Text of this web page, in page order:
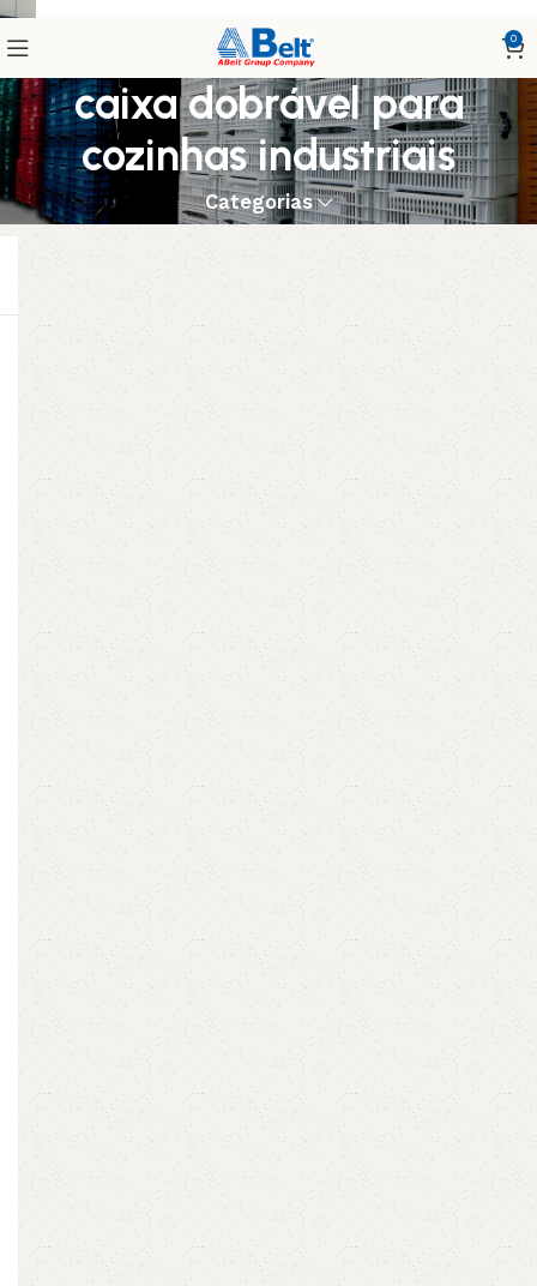
0
caixa dobrável para
cozinhas industriais
Categorias